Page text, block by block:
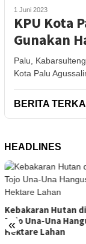
1 Juni 2023
KPU Kota
Gunakan
Palu,
Kota Palu
BERITA
HEADLINES
«
Kebakaran Hutan
Tojo Una-Una
Hektare Lahan